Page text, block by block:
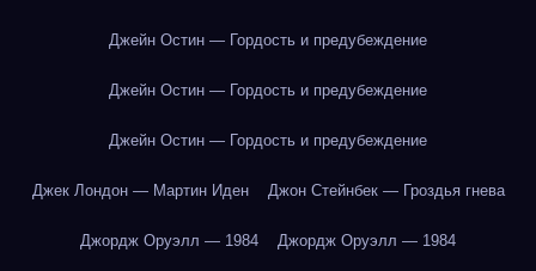
Джейн Остин — Гордость и предубеждение
Джейн Остин — Гордость и предубеждение
Джейн Остин — Гордость и предубеждение
Джек Лондон — Мартин Иден Джон Стейнбек — Гроздья гнева
Джордж Оруэлл — 1984 Джордж Оруэлл — 1984